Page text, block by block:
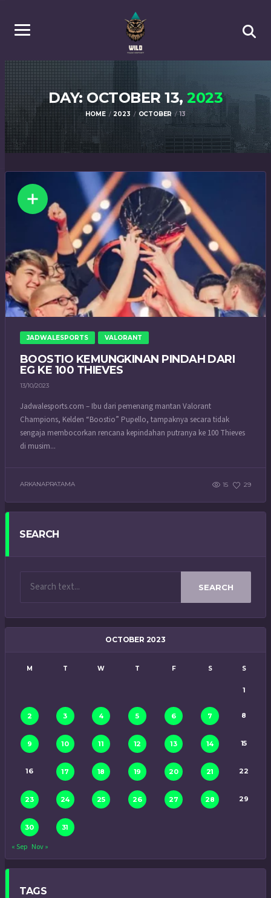
DAY: OCTOBER 13,2023
HOME 2023 OCTOBER 13
JADWALESPORTS VALORANT
BOOSTIO KEMUNGKINAN PINDAH DARI
EG KE 100 THIEVES
13/10/2023
Jadwalesports.com – Ibu dari pemenang mantan Valorant
Champions, Kelden “Boostio” Pupello, tampaknya secara tidak
sengaja membocorkan rencana kepindahan putranya ke 100 Thieves
di musim...
ARKANAPRATAMA 15 29
SEARCH
SEARCH
OCTOBER 2023
M T W T F S S
1
2 3 4 5 6 7 8
9 10 11 12 13 14 15
16 17 18 19 20 21 22
23 24 25 26 27 28 29
30 31
« Sep Nov »
TAGS